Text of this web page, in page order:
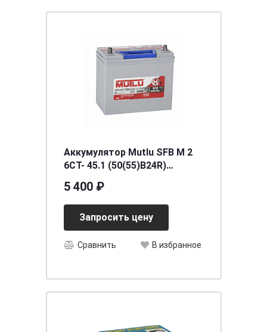
Аккумулятор Mutlu SFB M 2
6CT- 45.1 (50(55)B24R)
5 400 ₽
Запросить цену
Сравнить В избранное